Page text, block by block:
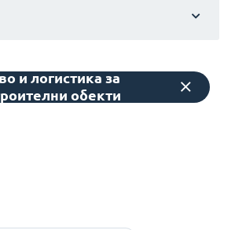
и логистика за
обекти